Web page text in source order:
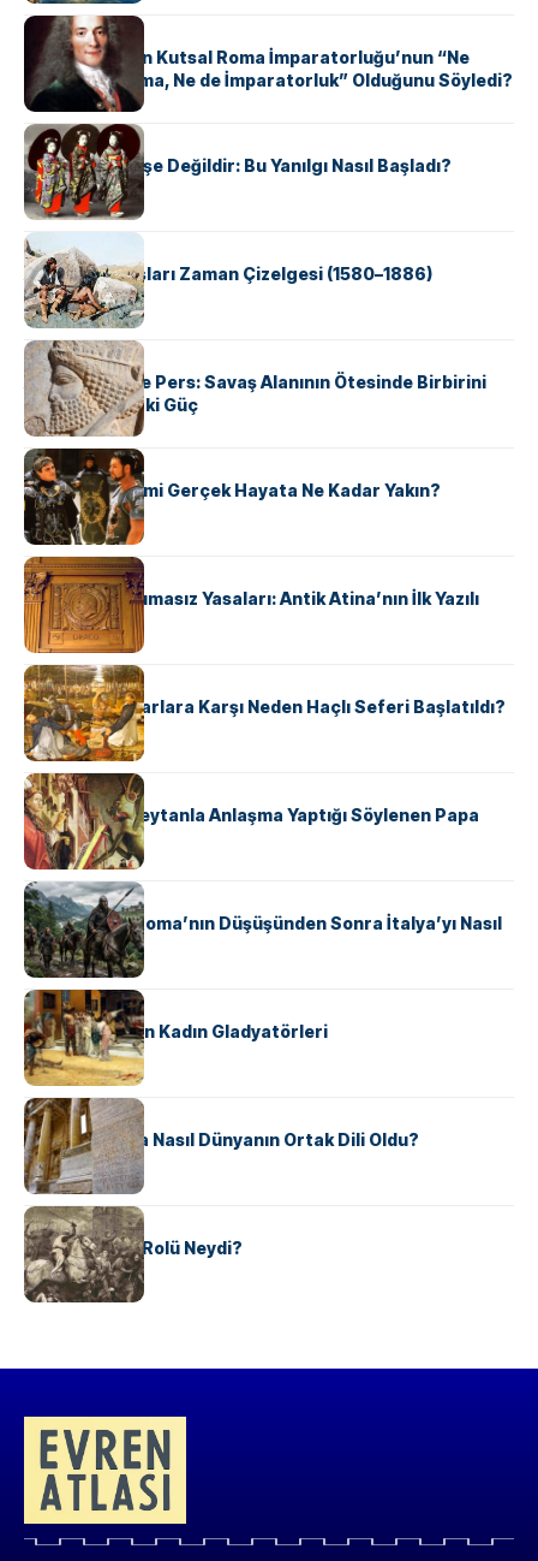
KÜLTÜR
Voltaire Neden Kutsal Roma İmparatorluğu’nun “Ne
Kutsal, Ne Roma, Ne de İmparatorluk” Olduğunu Söyledi?
KÜLTÜR
Geyşalar Fahişe Değildir: Bu Yanılgı Nasıl Başladı?
KÜLTÜR
Apache Savaşları Zaman Çizelgesi (1580–1886)
KÜLTÜR
Antik Yunan ve Pers: Savaş Alanının Ötesinde Birbirini
Şekillendiren İki Güç
KÜLTÜR
‘Gladiator’ Filmi Gerçek Hayata Ne Kadar Yakın?
KÜLTÜR
Draco’nun Acımasız Yasaları: Antik Atina’nın İlk Yazılı
Hukuk Kodu
KÜLTÜR
Avrupalı ​​Katharlara Karşı Neden Haçlı Seferi Başlatıldı?
KÜLTÜR
II. Silvester: Şeytanla Anlaşma Yaptığı Söylenen Papa
KÜLTÜR
Ostrogotlar Roma’nın Düşüşünden Sonra İtalya’yı Nasıl
Ele Geçirdi?
KÜLTÜR
Antik Roma’nın Kadın Gladyatörleri
KÜLTÜR
Antik Yunanca Nasıl Dünyanın Ortak Dili Oldu?
KÜLTÜR
Valdensler’in Rolü Neydi?